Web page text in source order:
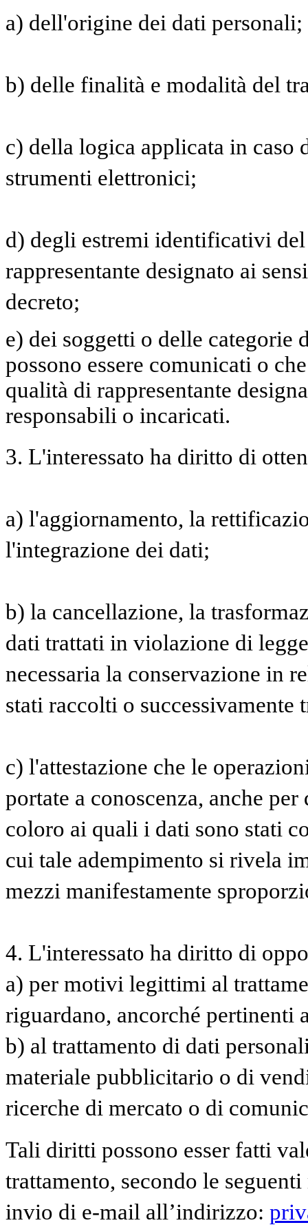
a) dell'origine dei dati personali;
b) delle finalità e modalità del
c) della logica applicata in
strumenti elettronici;
d) degli estremi identificativi
rappresentante designato ai
decreto;
e) dei soggetti o delle categorie
possono essere comunicati o
qualità di rappresentante
responsabili o incaricati.
3. L'interessato ha diritto di
a) l'aggiornamento, la
l'integrazione dei dati;
b) la cancellazione, la
dati trattati in violazione di
necessaria la conservazione in
stati raccolti o successivamente
c) l'attestazione che le
portate a conoscenza, anche
coloro ai quali i dati sono stati
cui tale adempimento si rivela
mezzi manifestamente
4. L'interessato ha diritto di
a) per motivi legittimi al
riguardano, ancorché pertinenti
b) al trattamento di dati
materiale pubblicitario o di
ricerche di mercato o di
Tali diritti possono esser fatti
trattamento, secondo le
invio di e-mail all’indirizzo: